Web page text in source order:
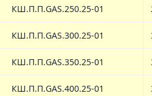
КШ.П.П.GAS.250.25-01
КШ.П.П.GAS.300.25-01
КШ.П.П.GAS.350.25-01
КШ.П.П.GAS.400.25-01